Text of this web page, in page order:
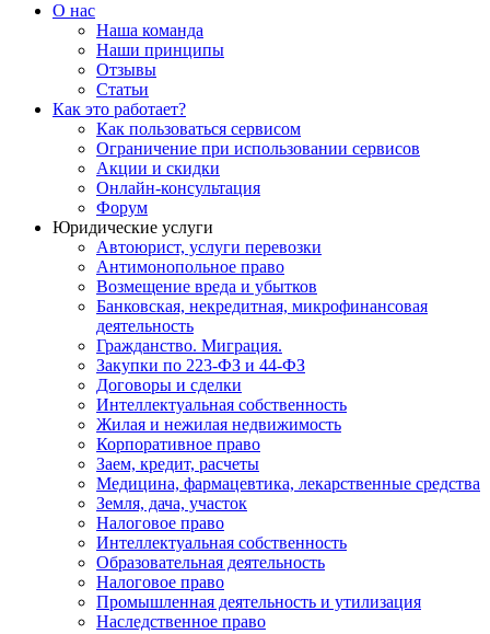
О нас
Наша команда
Наши принципы
Отзывы
Статьи
Как это работает?
Как пользоваться сервисом
Ограничение при использовании сервисов
Акции и скидки
Онлайн-консультация
Форум
Юридические услуги
Автоюрист, услуги перевозки
Антимонопольное право
Возмещение вреда и убытков
Банковская, некредитная, микрофинансовая
деятельность
Гражданство. Миграция.
Закупки по 223-ФЗ и 44-ФЗ
Договоры и сделки
Интеллектуальная собственность
Жилая и нежилая недвижимость
Корпоративное право
Заем, кредит, расчеты
Медицина, фармацевтика, лекарственные средства
Земля, дача, участок
Налоговое право
Интеллектуальная собственность
Образовательная деятельность
Налоговое право
Промышленная деятельность и утилизация
Наследственное право